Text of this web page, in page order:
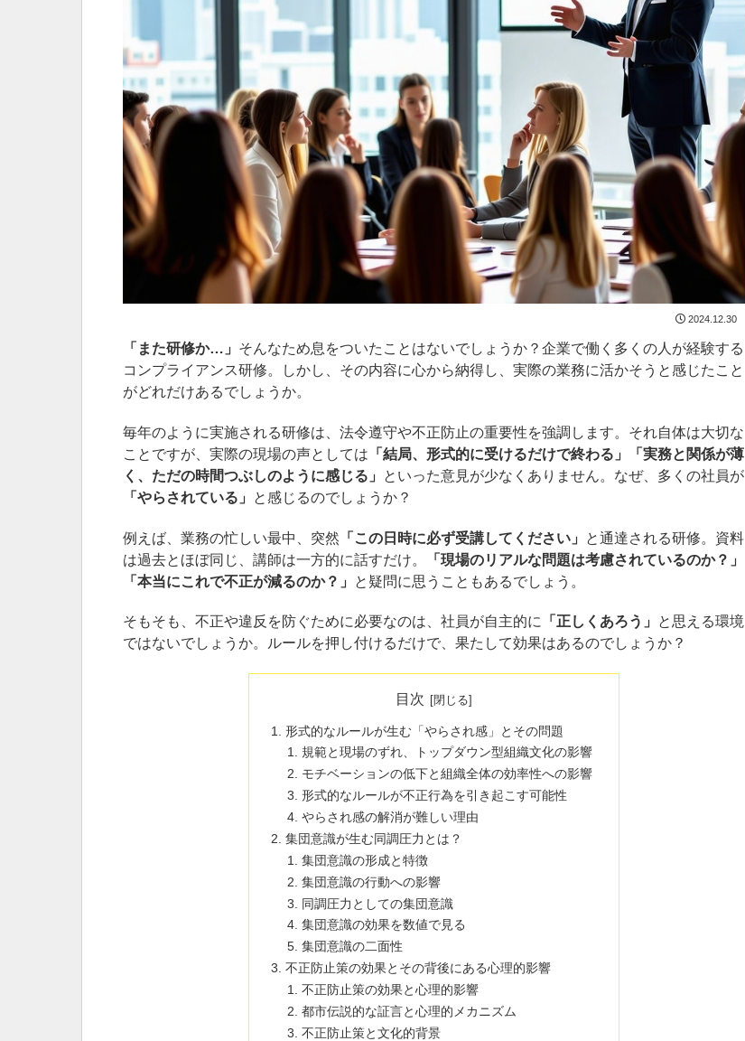
2024.12.30
「また研修か…」 そんなため息をついたことはないでしょうか？企業で働く多くの人が経験する
コンプライアンス研修。しかし、その内容に心から納得し、実際の業務に活かそうと感じたこと
がどれだけあるでしょうか。
毎年のように実施される研修は、法令遵守や不正防止の重要性を強調します。それ自体は大切な
ことですが、実際の現場の声としては 「結局、形式的に受けるだけで終わる」「実務と関係が薄
く、ただの時間つぶしのように感じる」
といった意見が少なくありません。なぜ、多くの社員が
「やらされている」
と感じるのでしょうか？
例えば、業務の忙しい最中、突然 「この日時に必ず受講してください」
と通達される研修。資料
は過去とほぼ同じ、講師は一方的に話すだけ。
「現場のリアルな問題は考慮されているのか？」
「本当にこれで不正が減るのか？」
と疑問に思うこともあるでしょう。
そもそも、不正や違反を防ぐために必要なのは、社員が自主的に 「正しくあろう」
と思える環境
ではないでしょうか。ルールを押し付けるだけで、果たして効果はあるのでしょうか？
目次
形式的なルールが生む「やらされ感」とその問題
規範と現場のずれ、トップダウン型組織文化の影響
モチベーションの低下と組織全体の効率性への影響
形式的なルールが不正行為を引き起こす可能性
やらされ感の解消が難しい理由
集団意識が生む同調圧力とは？
集団意識の形成と特徴
集団意識の行動への影響
同調圧力としての集団意識
集団意識の効果を数値で見る
集団意識の二面性
不正防止策の効果とその背後にある心理的影響
不正防止策の効果と心理的影響
都市伝説的な証言と心理的メカニズム
不正防止策と文化的背景